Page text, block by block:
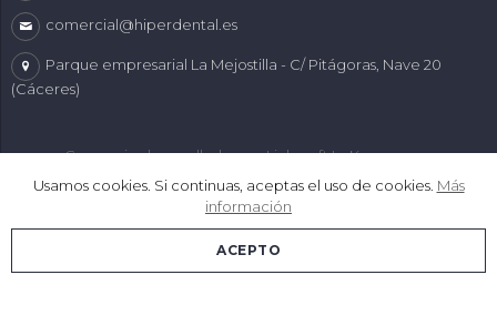
Usamos cookies. Si continuas, aceptas el uso de cookies. Más
información
ACEPTO
comercial@hiperdental.es
Parque empresarial La Mejostilla - C/ Pitágoras, Nave 20
(Cáceres)
Comercio desarrollado conLinkasoft LeKommerce